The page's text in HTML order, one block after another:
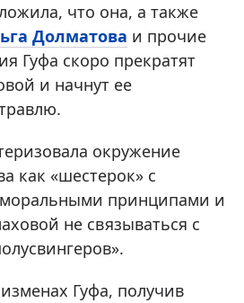
что она, а также
Долматова и прочие
Гуфа скоро прекратят
и начнут ее
окружение
как «шестерок» с
принципами и
не связываться с
Гуфа, получив